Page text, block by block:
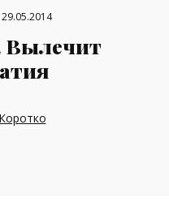
29.05.2014
Вылечит